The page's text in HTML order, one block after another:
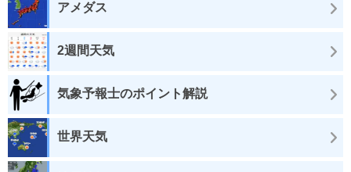
アメダス
2週間天気
気象予報士のポイント解説
世界天気